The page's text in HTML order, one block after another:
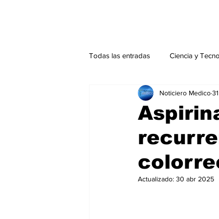
Todas las entradas Ciencia y
Actualidad Salud Mental
Endocrinología Actualidad
Noticiero Medico
Actualizado: 30 abr 2025